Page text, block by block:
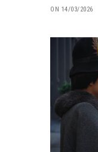
ON 14/03/2026